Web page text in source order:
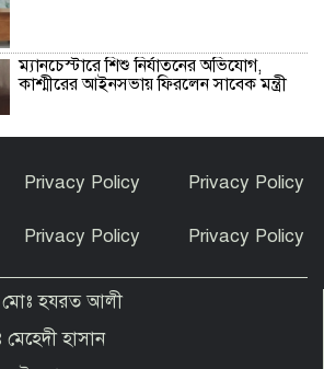
ম্যানচেস্টারে শিশু নির্যাতনের অভিযোগ,
কাশ্মীরের আইনসভায় ফিরলেন সাবেক মন্ত্রী
ব্যাক্তি কে বিনাশ্রম কারাদন্ড
আমাজনের উদ্বোধন
Privacy Policy Privacy Policy
Privacy Policy Privacy Policy
মোঃ হযরত আলী
হাসান